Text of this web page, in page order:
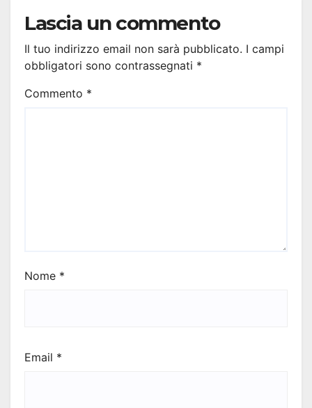
Lascia un commento
Il tuo indirizzo email non sarà pubblicato. I campi
obbligatori sono contrassegnati *
Commento *
Nome *
Email *